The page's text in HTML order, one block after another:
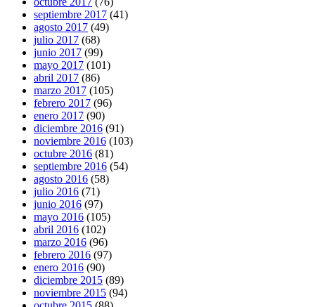
septiembre 2017 (41)
agosto 2017 (49)
julio 2017 (68)
junio 2017 (99)
mayo 2017 (101)
abril 2017 (86)
marzo 2017 (105)
febrero 2017 (96)
enero 2017 (90)
diciembre 2016 (91)
noviembre 2016 (103)
octubre 2016 (81)
septiembre 2016 (54)
agosto 2016 (58)
julio 2016 (71)
junio 2016 (97)
mayo 2016 (105)
abril 2016 (102)
marzo 2016 (96)
febrero 2016 (97)
enero 2016 (90)
diciembre 2015 (89)
noviembre 2015 (94)